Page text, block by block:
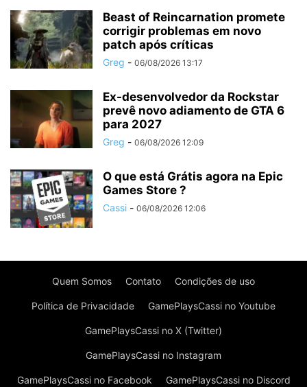
Beast of Reincarnation promete
corrigir problemas em novo
patch após críticas
Greg - 06/08/2026 13:17
Ex-desenvolvedor da Rockstar
prevê novo adiamento de GTA 6
para 2027
Greg - 06/08/2026 12:09
O que está Grátis agora na Epic
Games Store ?
Cassi - 06/08/2026 12:06
Quem Somos Contato Condições de uso
Política de Privacidade GamePlaysCassi no Youtube
GamePlaysCassi no X (Twitter)
GamePlaysCassi no Instagram
GamePlaysCassi no Facebook GamePlaysCassi no Discord